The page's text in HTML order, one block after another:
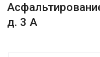
д. 3 А